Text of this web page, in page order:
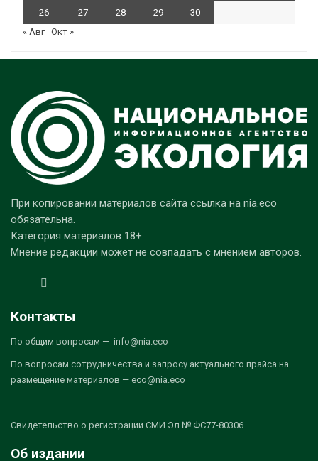
26 27 28 29
30
« Авг Окт »
При копировании материалов сайта ссылка на nia.eco
обязательна.
Категория материалов 18+
Мнение редакции может не совпадать с мнением авторов.
Контакты
По общим вопросам — info@nia.eco
По вопросам сотрудничества и запросу актуального прайса на
размещение материалов — eco@nia.eco
Свидетельство о регистрации СМИ Эл № ФС77-80306
Об издании